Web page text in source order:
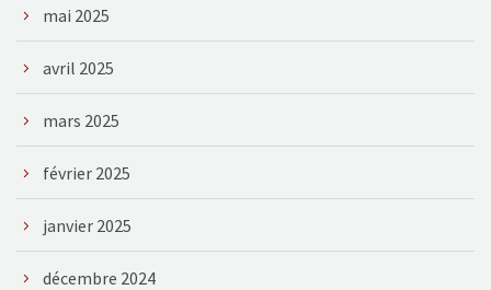
mai 2025
avril 2025
mars 2025
février 2025
janvier 2025
décembre 2024